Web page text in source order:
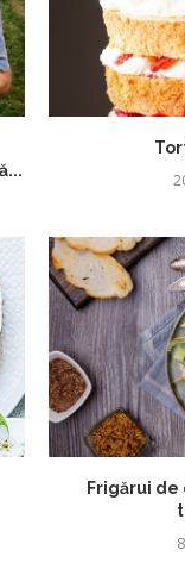
Frigărui